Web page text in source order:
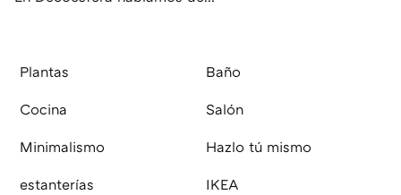
Plantas Baño
Cocina Salón
Minimalismo Hazlo tú mismo
estanterías IKEA